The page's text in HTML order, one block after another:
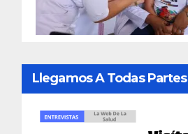
Llegamos A Todas Partes